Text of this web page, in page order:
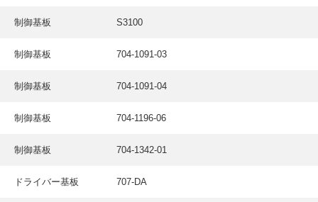
お問い合わせ
制御基板 S3100
制御基板 704-1091-03
制御基板 704-1091-04
制御基板 704-1196-06
制御基板 704-1342-01
ドライバー基板 707-DA